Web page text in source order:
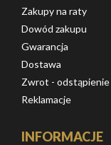
Zakupy na raty
Dowód zakupu
Gwarancja
Dostawa
Zwrot -
Reklamacje
INFORMACJE